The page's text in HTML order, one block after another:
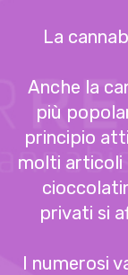
La
Anche la
più
principio
molti articoli
privati ​​si
I numerosi